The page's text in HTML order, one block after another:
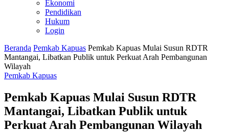
Ekonomi
Pendidikan
Hukum
Login
Beranda Pemkab Kapuas Pemkab Kapuas Mulai Susun RDTR
Mantangai, Libatkan Publik untuk Perkuat Arah Pembangunan
Wilayah
Pemkab Kapuas
Pemkab Kapuas Mulai Susun RDTR
Mantangai, Libatkan Publik untuk
Perkuat Arah Pembangunan Wilayah